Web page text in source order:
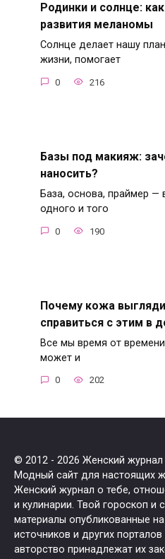
Родинки и солнце:
развития меланомы
Солнце делает нашу
жизни, помогает
0 216
Базы под макияж:
наносить?
База, основа, праймер —
одного и того
0 190
Почему кожа
справиться с этим в
Все мы время от
может и
0 202
© 2012 - 2026 Женский журнал
Модный сайт для настоящих
Женский журнал о тебе,
и кулинарии. Твой гороскоп и
материалы опубликованные
источников и других
авторство принадлежат их